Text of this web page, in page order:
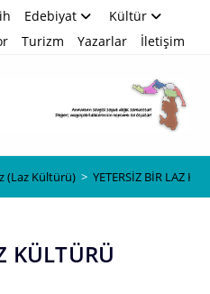
Edebiyat
Kültür
Turizm Yazarlar İletişim
(Laz Kültürü) > YETERSİZ BİR LAZ
KÜLTÜRÜ